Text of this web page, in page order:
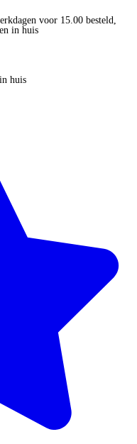
voor 15.00 besteld,
in huis
huis